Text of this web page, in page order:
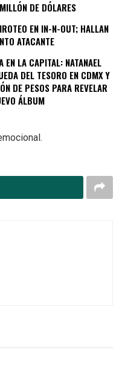
DE DÓLARES
EN IN-N-OUT; HALLAN
ATACANTE
EN LA CAPITAL: NATANAEL
DEL TESORO EN CDMX Y
DE PESOS PARA REVELAR
ÁLBUM